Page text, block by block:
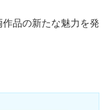
品の新たな魅力を発